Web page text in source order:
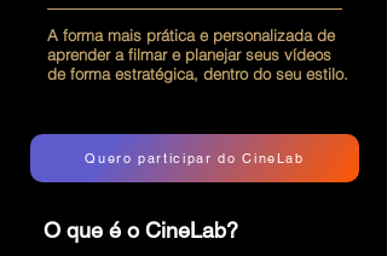
A forma mais prática e personalizada de
aprender a filmar e planejar seus vídeos
de forma estratégica, dentro do seu estilo.
Quero participar do CineLab
O que é o CineLab?